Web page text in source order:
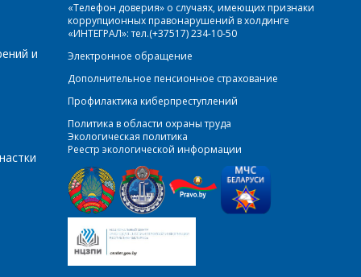
и
«Телефон доверия» о случаях, имеющих признаки
коррупционных правонарушений в холдинге
«ИНТЕГРАЛ»: тел.(+37517) 234-10-50
Электронное обращение
Дополнительное пенсионное страхование
Профилактика киберпреступлений
Политика в области охраны труда
Экологическая политика
Реестр экологической информации